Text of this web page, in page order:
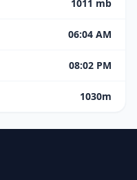
1011 mb
06:04 AM
08:02 PM
1030m